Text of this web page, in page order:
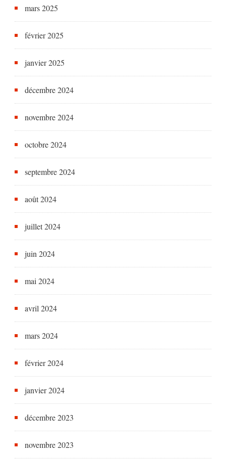
mars 2025
février 2025
janvier 2025
décembre 2024
novembre 2024
octobre 2024
septembre 2024
août 2024
juillet 2024
juin 2024
mai 2024
avril 2024
mars 2024
février 2024
janvier 2024
décembre 2023
novembre 2023